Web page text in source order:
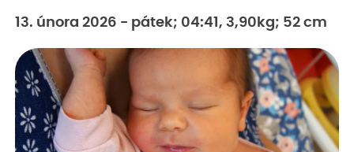
13. února 2026 - pátek; 04:41, 3,90kg; 52 cm